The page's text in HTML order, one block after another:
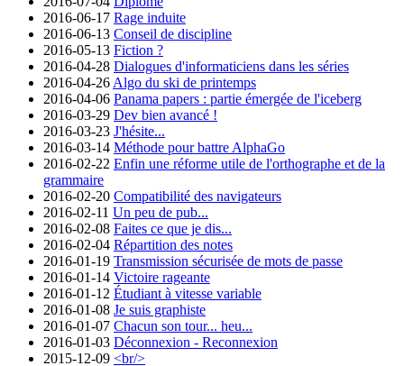
2016-06-17 Rage induite
2016-06-13 Conseil de discipline
2016-05-13 Fiction ?
2016-04-28 Dialogues d'informaticiens dans les séries
2016-04-26 Algo du ski de printemps
2016-04-06 Panama papers : partie émergée de l'iceberg
2016-03-29 Dev bien avancé !
2016-03-23 J'hésite...
2016-03-14 Méthode pour battre AlphaGo
2016-02-22 Enfin une réforme utile de l'orthographe et de la
grammaire
2016-02-20 Compatibilité des navigateurs
2016-02-11 Un peu de pub...
2016-02-08 Faites ce que je dis...
2016-02-04 Répartition des notes
2016-01-19 Transmission sécurisée de mots de passe
2016-01-14 Victoire rageante
2016-01-12 Étudiant à vitesse variable
2016-01-08 Je suis graphiste
2016-01-07 Chacun son tour... heu...
2016-01-03 Déconnexion - Reconnexion
2015-12-09 <br/>